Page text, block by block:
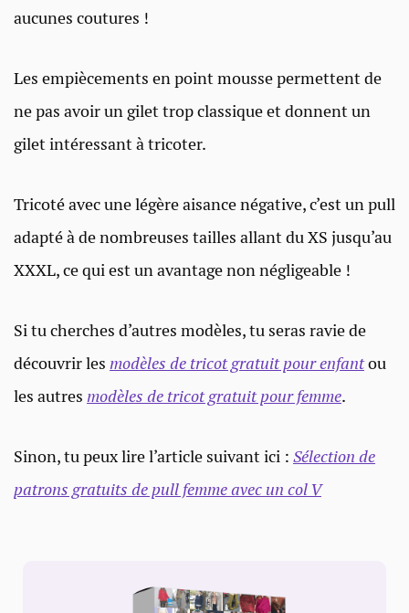
aucunes coutures !
Les empiècements en point mousse permettent de
ne pas avoir un gilet trop classique et donnent un
gilet intéressant à tricoter.
Tricoté avec une légère aisance négative, c’est un pull
adapté à de nombreuses tailles allant du XS jusqu’au
XXXL, ce qui est un avantage non négligeable !
Si tu cherches d’autres modèles, tu seras ravie de
découvrir les modèles de tricot gratuit pour enfantou
les autres modèles de tricot gratuit pour femme.
Sinon, tu peux lire l’article suivant ici : Sélection de
patrons gratuits de pull femme avec un col V